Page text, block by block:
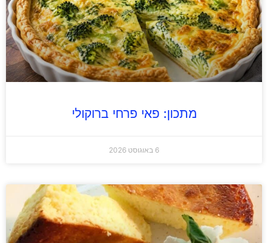
מתכון: פאי פרחי ברוקולי
6 באוגוסט 2026